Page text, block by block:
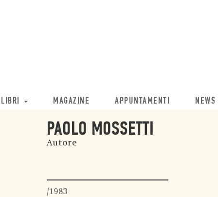
LIBRI MAGAZINE APPUNTAMENTI NEWS
PAOLO MOSSETTI
Autore
/1983